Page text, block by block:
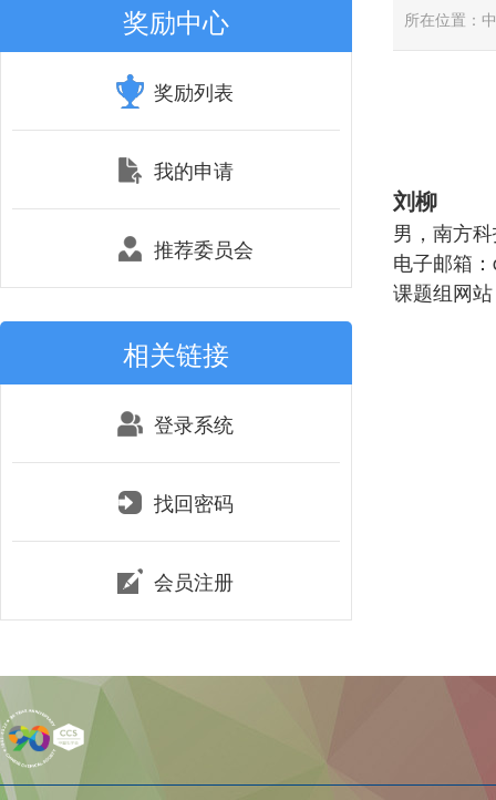
奖励中心
奖励列表
我的申请
推荐委员会
相关链接
登录系统
找回密码
会员注册
所在位置：
刘柳
男，南方
电子邮箱
课题组网